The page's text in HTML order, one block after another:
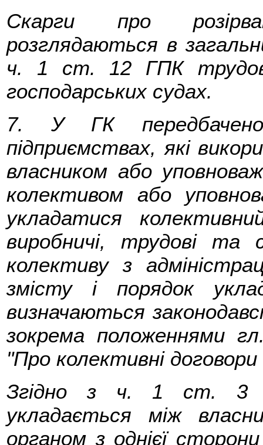
Скарги про
розглядаються в
ч. 1 ст. 12 ГПК
господарських судах.
7. У ГК
підприємствах, які
власником або
колективом або
укладатися
виробничі, трудові та
колективу з
змісту і порядок
визначаються
зокрема положеннями
"Про колективні договори
Згідно з ч. 1 ст. 3
укладається між
органом з однієї